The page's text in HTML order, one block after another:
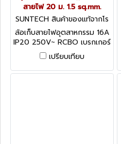
สายไฟ 20 ม. 1.5 sq.mm.
SUNTECH สินค้าของแท้จากโร
งงานผู้ผลิต BCP1520
ล้อเก็บสายไฟอุตสาหกรรม 16A
IP20 250V~ RCBO เบรกเกอร์
ป้องกันไฟดูด ไฟรั่ว ไฟช็อต
ตัดกระแสลัดวงจรป้องกัน
กระแสไฟเกิน
เปรียบเทียบ